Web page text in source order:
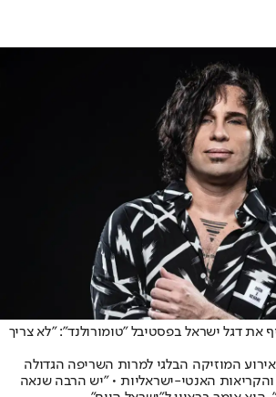
את דגל ישראל בפסטיבל "טומורולנד": "לא צריך
המוזיקה הבלגי למרות השריפה הגדולה
האנטי-ישראליות • "יש הרבה שנאה